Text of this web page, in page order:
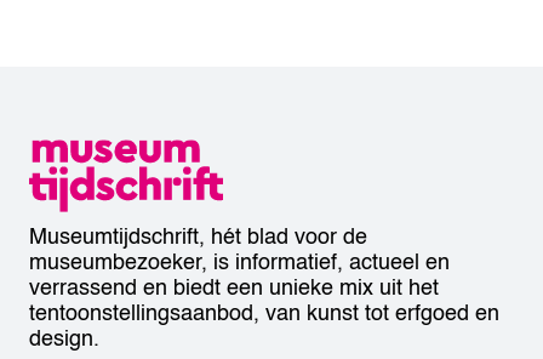
Museumtijdschrift, hét blad voor de
museumbezoeker, is informatief, actueel en
verrassend en biedt een unieke mix uit het
tentoonstellingsaanbod, van kunst tot erfgoed en
design.